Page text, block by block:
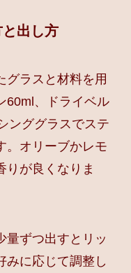
出し方
グラスと材料を用
60ml、ドライベル
ンググラスでステ
。オリーブかレモ
りが良くなりま
量ずつ出すとリッ
みに応じて調整し